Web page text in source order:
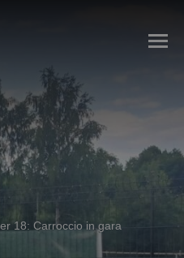
18: Carroccio in gara